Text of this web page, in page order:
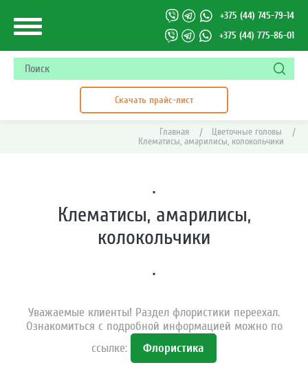
+375 (44) 745-79-14
+375 (44) 775-86-01
Скачать прайс-лист
Главная | Цветочные головы
|
Клематисы, амарилисы, колокольчики
·
Клематисы, амарилисы,
колокольчики
·
Уважаемые клиенты! Раздел флористики переехал.
Ознакомиться с подробной информацией можно по
ссылке:
Флористика